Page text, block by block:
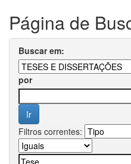
Página de
Buscar em:
por
Filtros correntes: